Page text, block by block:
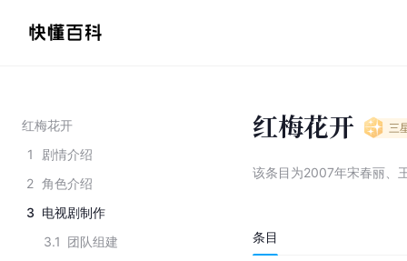
红梅花开
1
剧情介绍
2 角色介绍
3 电视剧制作
3.1 团队组建
红梅花开 三
该条目为2007年宋春丽、
条目